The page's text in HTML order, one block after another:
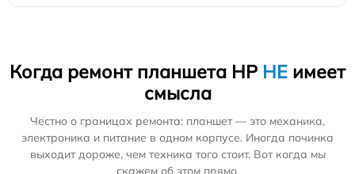
Когда ремонт планшета HP НЕ имеет
смысла
Честно о границах ремонта: планшет — это механика,
электроника и питание в одном корпусе. Иногда починка
выходит дороже, чем техника того стоит. Вот когда мы
скажем об этом прямо.